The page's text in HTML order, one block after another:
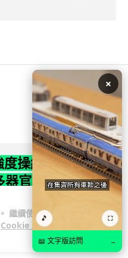
繼續使用
Cookie 政
度操練 成都男
器官衰竭
脂計劃，45 日內減去約 20
尿源性膿毒症、膿毒性休克
×
🎵 ⛶
📖 文字版訪問 →